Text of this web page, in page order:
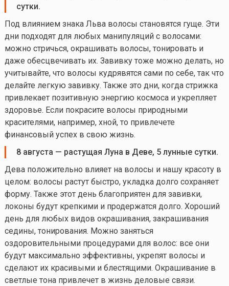
сутки.
Под влиянием знака Льва волосы становятся гуще. Эти
дни подходят для любых манипуляций с волосами:
можно стричься, окрашивать волосы, тонировать и
даже обесцвечивать их. Завивку тоже можно делать, но
учитывайте, что волосы кудрявятся сами по себе, так что
делайте легкую завивку. Также это дни, когда стрижка
привлекает позитивную энергию космоса и укрепляет
здоровье. Если покрасите волосы природными
красителями, например, хной, то привлечете
финансовый успех в свою жизнь.
8 августа — растущая Луна в Деве, 5 лунные сутки.
Дева положительно влияет на волосы и нашу красоту в
целом: волосы растут быстро, укладка долго сохраняет
форму. Также этот день благоприятен для завивки,
локоны будут крепкими и продержатся долго. Хороший
день для любых видов окрашивания, закрашивания
седины, тонирования. Можно заняться
оздоровительными процедурами для волос: все они
будут максимально эффективны, укрепят волосы и
сделают их красивыми и блестящими. Окрашивание в
светлые тона привлечет в жизнь деловые связи.